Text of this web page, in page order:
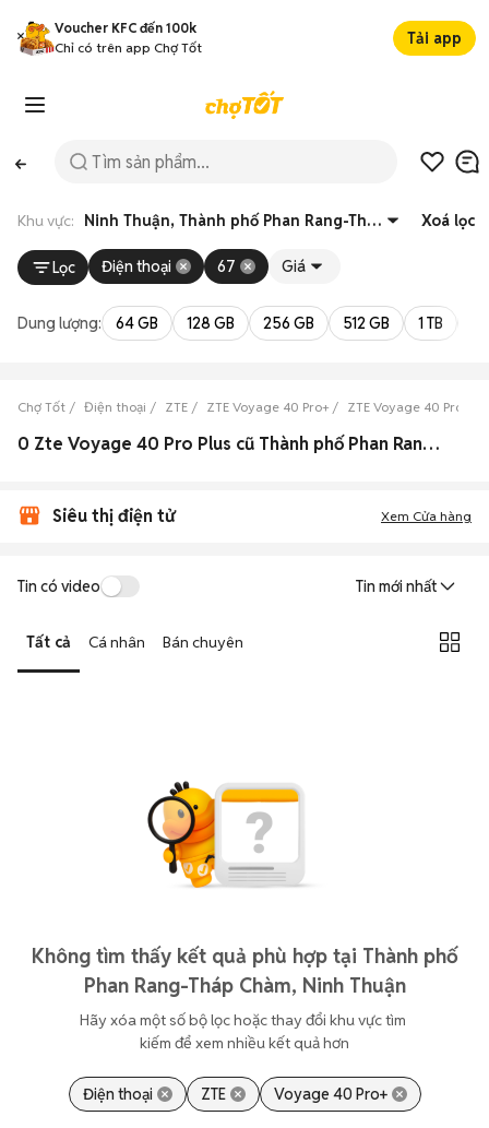
Voucher KFC đến 100k
Chỉ có trên app Chợ Tốt
Tải app
Khu vực: Ninh Thuận, Thành phố Phan Rang-Tháp Chàm Xoá lọc
Lọc Điện thoại 67 Giá
Dung lượng: 64 GB 128 GB 256 GB 512 GB 1 TB
Chợ Tốt Điện thoại ZTE ZTE Voyage 40 Pro+ ZTE Voyage 40 Pro+
0 Zte Voyage 40 Pro Plus cũ Thành phố Phan Rang-Tháp Chàm, Ninh Thuận đẹp
Siêu thị điện tử Xem Cửa hàng
Tin có video Tin mới nhất
Tất cả Cá nhân Bán chuyên
Không tìm thấy kết quả phù hợp tại Thành phố
Phan Rang-Tháp Chàm, Ninh Thuận
Hãy xóa một số bộ lọc hoặc thay đổi khu vực tìm
kiếm để xem nhiều kết quả hơn
Điện thoại ZTE Voyage 40 Pro+